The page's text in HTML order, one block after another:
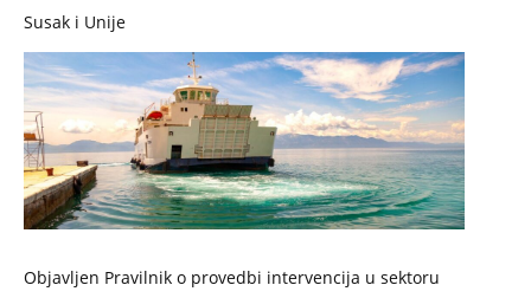
Susak i Unije
Objavljen Pravilnik o provedbi intervencija u sektoru